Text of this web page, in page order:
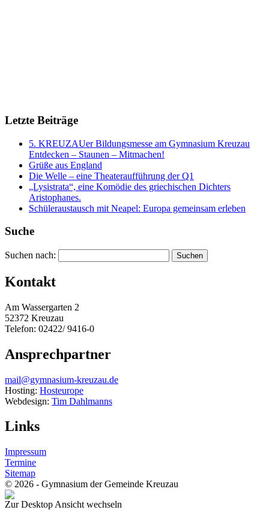
Letzte Beiträge
5. KREUZAUer Bildungsmesse am Gymnasium Kreuzau
Entdecken – Staunen – Mitmachen!
Grüße aus England
Die Welle – eine Theateraufführung der Q1
„Lysistrata“, eine Komödie des griechischen Dichters
Aristophanes.
Schüleraustausch mit Neapel: Europa gemeinsam erleben
Suche
Suchen nach:
Kontakt
Am Wassergarten 2
52372 Kreuzau
Telefon: 02422/ 9416-0
Ansprechpartner
mail@gymnasium-kreuzau.de
Hosting: Hosteurope
Webdesign: Tim Dahlmanns
Links
Impressum
Termine
Sitemap
© 2026 - Gymnasium der Gemeinde Kreuzau
Zur Desktop Ansicht wechseln